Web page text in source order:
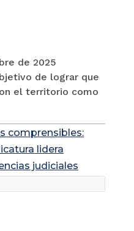
de 2025
de lograr que
el territorio como
comprensibles:
lidera
judiciales